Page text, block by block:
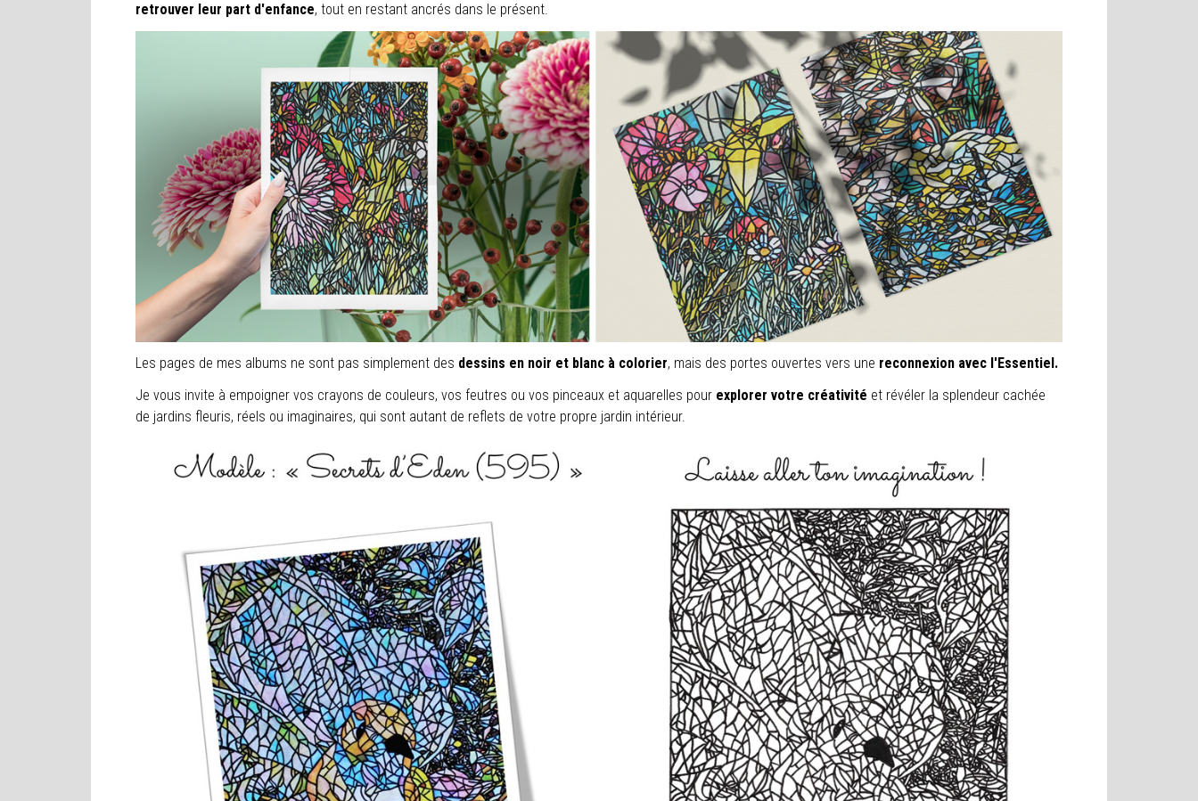
retrouver leur part d'enfance, tout en restant ancrés dans le présent.
Les pages de mes albums ne sont pas simplement des dessins en noir et blanc à colorier, mais des portes ouvertes vers une reconnexion avec l'Essentiel.
Je vous invite à empoigner vos crayons de couleurs, vos feutres ou vos pinceaux et aquarelles pour explorer votre créativité et révéler la splendeur cachée
de jardins fleuris, réels ou imaginaires, qui sont autant de reflets de votre propre jardin intérieur.